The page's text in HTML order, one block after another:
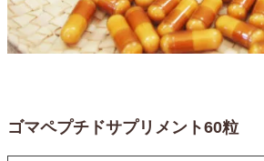
ゴマペプチドサプリメント60粒